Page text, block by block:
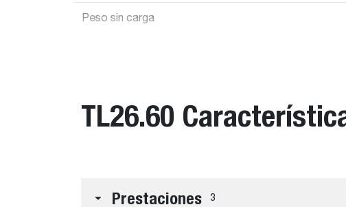
Peso sin carga
TL26.60
Prestaciones 3